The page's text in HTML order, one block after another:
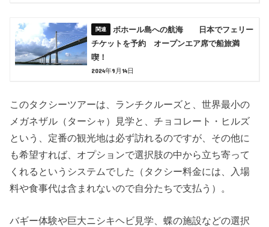
ボホール島への航海 日本でフェリー
チケットを予約 オープンエア席で船旅満
喫！
2024年9月14日
このタクシーツアーは、ランチクルーズと、世界最小の
メガネザル（ターシャ）見学と、チョコレート・ヒルズ
という、定番の観光地は必ず訪れるのですが、その他に
も希望すれば、オプションで選択肢の中から立ち寄って
くれるというシステムでした（タクシー料金には、入場
料や食事代は含まれないので自分たちで支払う）。
バギー体験や巨大ニシキヘビ見学、蝶の施設などの選択